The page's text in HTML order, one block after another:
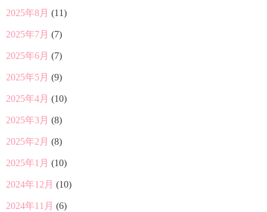
2025年8月 (11)
2025年7月 (7)
2025年6月 (7)
2025年5月 (9)
2025年4月 (10)
2025年3月 (8)
2025年2月 (8)
2025年1月 (10)
2024年12月 (10)
2024年11月 (6)